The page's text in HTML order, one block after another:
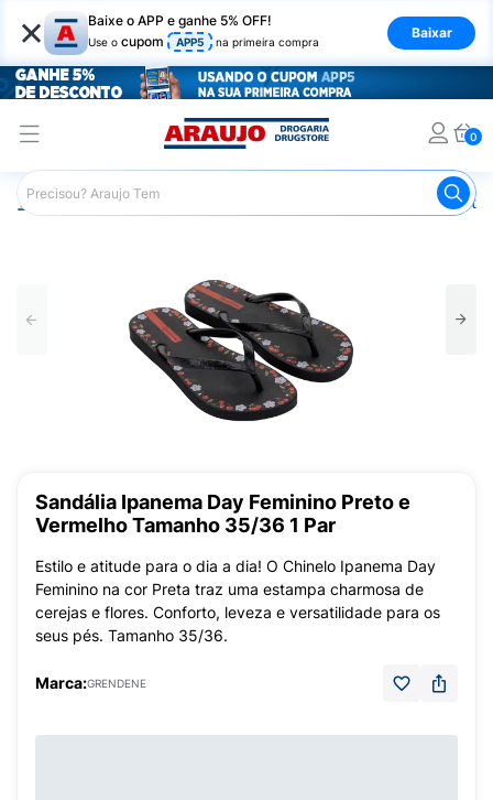
× Baixe o APP e ganhe 5% OFF!
Use o cupom APP5 na primeira compra
Baixar
0
Araujo Mercado Calçados e
Sandália Ipanema Day Feminino Preto e
Vermelho Tamanho 35/36 1 Par
Estilo e atitude para o dia a dia! O Chinelo Ipanema Day
Feminino na cor Preta traz uma estampa charmosa de
cerejas e flores. Conforto, leveza e versatilidade para os
seus pés. Tamanho 35/36.
Marca:GRENDENE